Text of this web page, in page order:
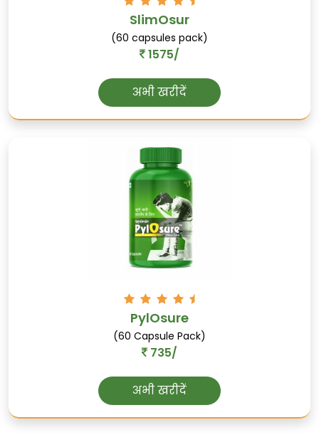
SlimOsur
(60 capsules pack)
1575/
अभी खरीदें
PylOsure
(60 Capsule Pack)
735/
अभी खरीदें